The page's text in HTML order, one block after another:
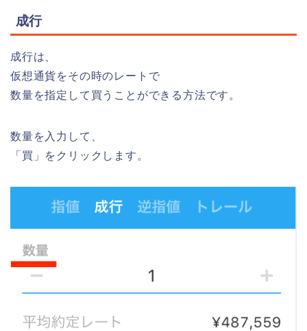
成行
成行は、
仮想通貨をその時のレートで
数量を指定して買うことができる方法です。
数量を入力して、
「買」をクリックします。